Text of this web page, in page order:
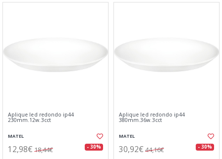
Aplique led redondo ip44
230mm.12w.3cct
MATEL
12,98€ 18,44€ - 30%
Aplique led redondo ip44
380mm.36w.3cct
MATEL
30,92€ 44,16€ - 30%